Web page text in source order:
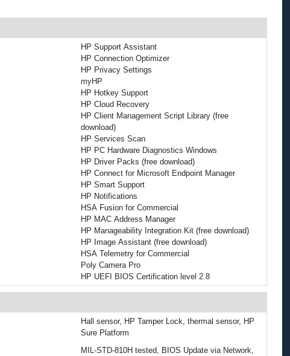
HP Support Assistant
HP Connection Optimizer
HP Privacy Settings
myHP
HP Hotkey Support
HP Cloud Recovery
HP Client Management Script Library (free
download)
HP Services Scan
HP PC Hardware Diagnostics Windows
HP Driver Packs (free download)
HP Connect for Microsoft Endpoint Manager
HP Smart Support
HP Notifications
HSA Fusion for Commercial
HP MAC Address Manager
HP Manageability Integration Kit (free download)
HP Image Assistant (free download)
HSA Telemetry for Commercial
Poly Camera Pro
HP UEFI BIOS Certification level 2.8
Hall sensor, HP Tamper Lock, thermal sensor, HP
Sure Platform
MIL-STD-810H tested, BIOS Update via Network,